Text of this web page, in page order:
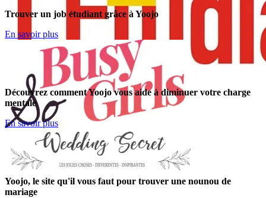
Trouver un job étudiant grâce à Yoojo
En savoir plus
Découvrez comment Yoojo vous aide à diminuer votre charge
mentale
En savoir plus
Yoojo, le site qu'il vous faut pour trouver une nounou de
mariage